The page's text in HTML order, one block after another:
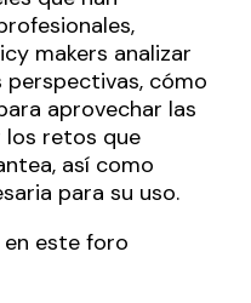
makers analizar
cómo
aprovechar las
retos que
así como
para su uso.
este foro